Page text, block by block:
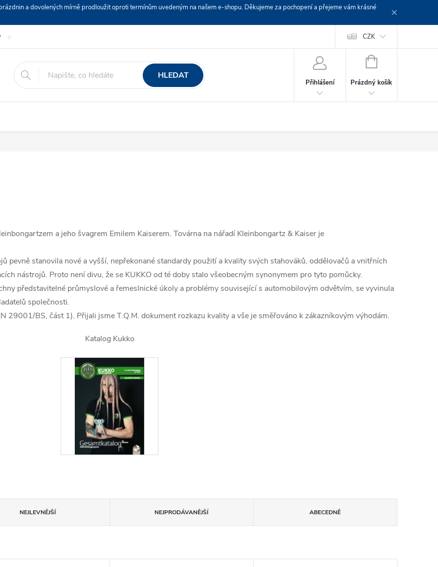
a dovolených mírně prodloužit oproti termínům uvedeným na našem e-shopu. Děkujeme za pochopení a přejeme vám krásné
Platba GoPay +420 603 319382
CZK
HLEDAT
Přihlášení
NÁKUPNÍ
Prázdný košík
a jeho švagrem Emilem Kaiserem. Továrna na nářadí Kleinbongartz & Kaiser je
pevně stanovila nové a vyšší, nepřekonané standardy použití a kvality svých stahováků, oddělovačů a vnitřních
nástrojů. Proto není divu, že se KUKKO od té doby stalo všeobecným synonymem pro tyto pomůcky.
představitelné průmyslové a řemeslnické úkoly a problémy související s automobilovým odvětvím, se vyvinula
společnosti.
29001/BS, část 1). Přijali jsme T.Q.M. dokument rozkazu kvality a vše je směřováno k zákazníkovým výhodám.
Katalog Kukko
NEJLEVNĚJŠÍ NEJPRODÁVANĚJŠÍ ABECEDNĚ